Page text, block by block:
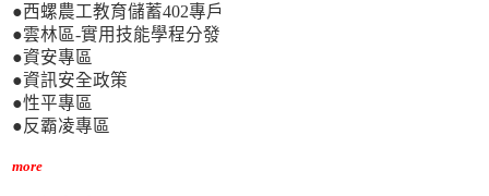
●西螺農工教育儲蓄402專戶
●雲林區-實用技能學程分發
●資安專區
●資訊安全政策
●性平專區
●反霸凌專區
more